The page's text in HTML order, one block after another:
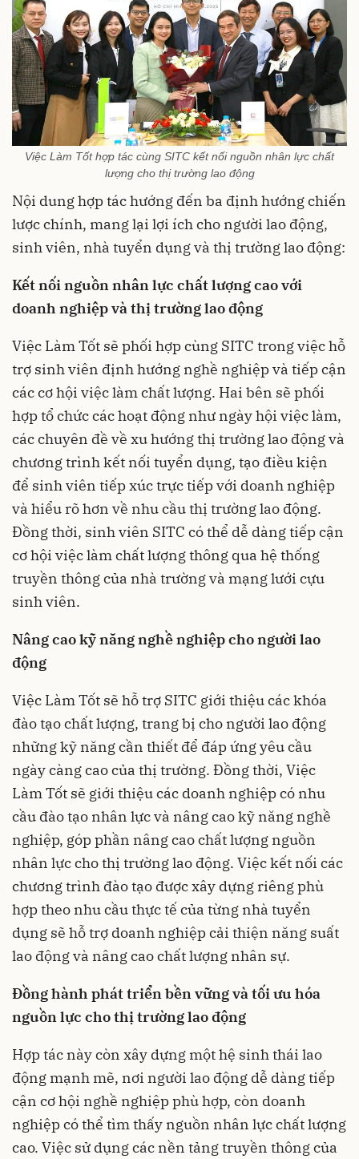
Việc Làm Tốt hợp tác cùng SITC kết nối nguồn nhân lực chất
lượng cho thị trường lao động
Nội dung hợp tác hướng đến ba định hướng chiến
lược chính, mang lại lợi ích cho người lao động,
sinh viên, nhà tuyển dụng và thị trường lao động:
Kết nối nguồn nhân lực chất lượng cao với
doanh nghiệp và thị trường lao động
Việc Làm Tốt sẽ phối hợp cùng SITC trong việc hỗ
trợ sinh viên định hướng nghề nghiệp và tiếp cận
các cơ hội việc làm chất lượng. Hai bên sẽ phối
hợp tổ chức các hoạt động như ngày hội việc làm,
các chuyên đề về xu hướng thị trường lao động và
chương trình kết nối tuyển dụng, tạo điều kiện
để sinh viên tiếp xúc trực tiếp với doanh nghiệp
và hiểu rõ hơn về nhu cầu thị trường lao động.
Đồng thời, sinh viên SITC có thể dễ dàng tiếp cận
cơ hội việc làm chất lượng thông qua hệ thống
truyền thông của nhà trường và mạng lưới cựu
sinh viên.
Nâng cao kỹ năng nghề nghiệp cho người lao
động
Việc Làm Tốt sẽ hỗ trợ SITC giới thiệu các khóa
đào tạo chất lượng, trang bị cho người lao động
những kỹ năng cần thiết để đáp ứng yêu cầu
ngày càng cao của thị trường. Đồng thời, Việc
Làm Tốt sẽ giới thiệu các doanh nghiệp có nhu
cầu đào tạo nhân lực và nâng cao kỹ năng nghề
nghiệp, góp phần nâng cao chất lượng nguồn
nhân lực cho thị trường lao động. Việc kết nối các
chương trình đào tạo được xây dựng riêng phù
hợp theo nhu cầu thực tế của từng nhà tuyển
dụng sẽ hỗ trợ doanh nghiệp cải thiện năng suất
lao động và nâng cao chất lượng nhân sự.
Đồng hành phát triển bền vững và tối ưu hóa
nguồn lực cho thị trường lao động
Hợp tác này còn xây dựng một hệ sinh thái lao
động mạnh mẽ, nơi người lao động dễ dàng tiếp
cận cơ hội nghề nghiệp phù hợp, còn doanh
nghiệp có thể tìm thấy nguồn nhân lực chất lượng
cao. Việc sử dụng các nền tảng truyền thông của